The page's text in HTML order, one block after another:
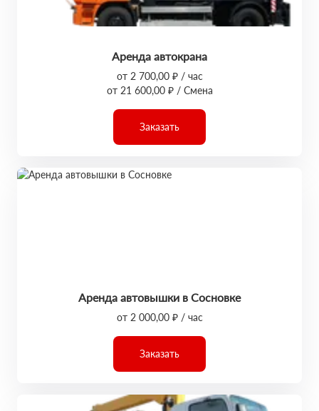
Аренда автокрана
от 2 700,00 ₽ / час
от 21 600,00 ₽ / Смена
Заказать
Аренда автовышки в Сосновке
от 2 000,00 ₽ / час
Заказать